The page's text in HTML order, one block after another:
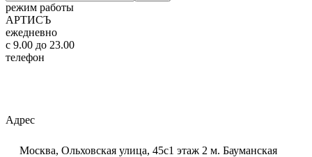
режим работы
АРТИСЪ
ежедневно
c 9.00 до 23.00
телефон
Адрес
Москва, Ольховская улица, 45с1 этаж 2 м. Бауманская